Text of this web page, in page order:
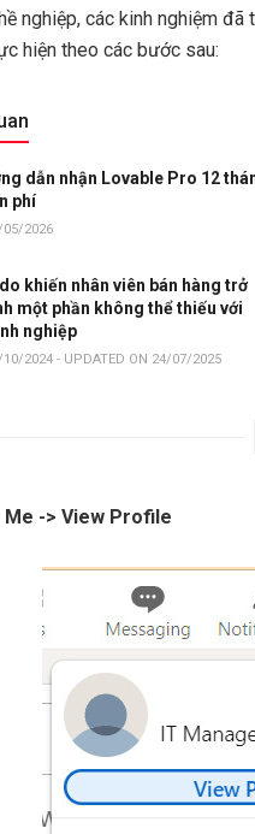
nghiệp, các kinh nghiệm
hiện theo các bước sau:
dẫn nhận Lovable Pro 12
phí
2026
khiến nhân viên bán hàng trở
một phần không thể thiếu với
nghiệp
2024 - UPDATED ON 24/07/2025
Me -> View Profile